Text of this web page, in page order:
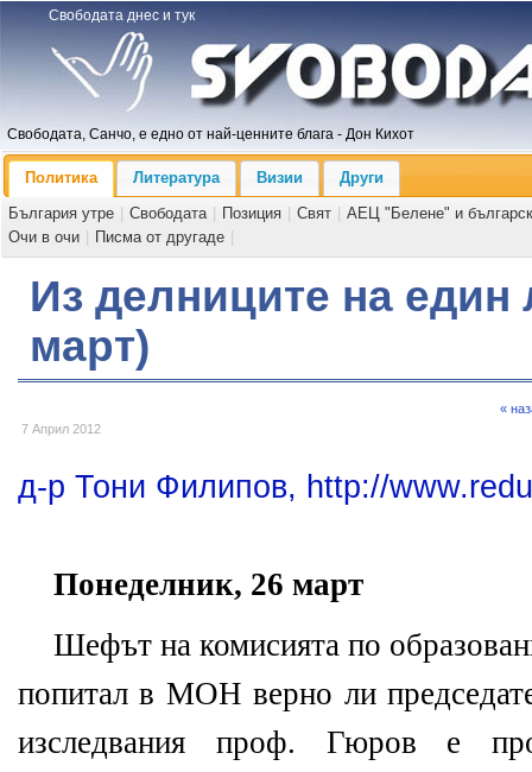
Свободата днес и тук
Свободата, Санчо, е едно от най-ценните блага - Дон Кихот
Политика Литература Визии
Други
България утре
Свободата Позиция Свят
АЕЦ "Белене" и
Очи в очи
Писма от другаде
Из делниците на един
март)
7 Април 2012
«
д-р Тони Филипов, http://
Понеделник, 26 март
Шефът на комисията по
попитал в МОН верно ли
изследвания проф. Гюров е